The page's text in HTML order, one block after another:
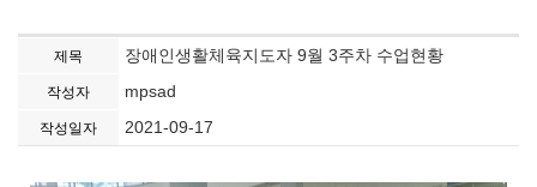
제목 장애인생활체육지도자 9월 3주차 수업현황
작성자 mpsad
작성일자 2021-09-17